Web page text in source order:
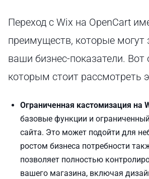
Переход с Wix на OpenCart
преимуществ, которые могут
ваши бизнес-показатели.
которым стоит рассмотреть
Ограниченная кастомизация на
базовые функции и
сайта. Это может подойти для
ростом бизнеса потребности
позволяет полностью
вашего магазина, включая